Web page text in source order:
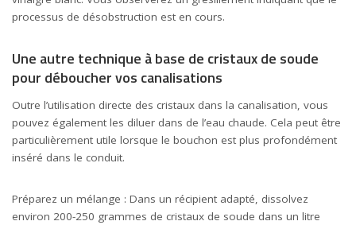
processus de désobstruction est en cours.
Une autre technique à base de cristaux de soude
pour déboucher vos canalisations
Outre l’utilisation directe des cristaux dans la canalisation, vous
pouvez également les diluer dans de l’eau chaude. Cela peut être
particulièrement utile lorsque le bouchon est plus profondément
inséré dans le conduit.
Préparez un mélange : Dans un récipient adapté, dissolvez
environ 200-250 grammes de cristaux de soude dans un litre